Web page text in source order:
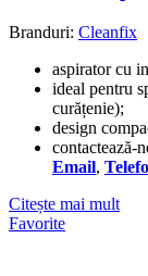
Branduri: Cleanfix
aspirator cu
ideal pentru
curățenie);
design
contactează-
Email,
Citește mai mult
Favorite